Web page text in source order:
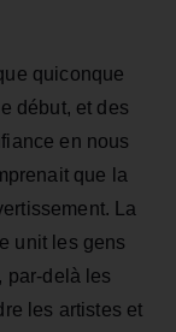
quiconque
début, et des
en nous
que la
La
unit les gens
par‑delà les
les artistes et